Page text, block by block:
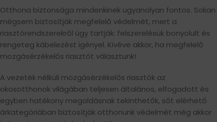
Otthona biztonsága mindenkinek ugyanolyan fontos. Sokan
mégsem biztosítják megfelelő védelmét, mert a
riasztórendszerekről úgy tartják: felszerelésük bonyolult és
rengeteg kábelezést igényel. Kivéve akkor, ha megfelelő
mozgásérzékelős riasztót választunk!
A vezeték nélküli mozgásérzékelős riasztók az
okosotthonok világában teljesen általános, elfogadott és
egyben hatékony megoldásnak tekinthetők, sőt elérhető
árkategóriában biztosítják otthonunk védelmét még akkor